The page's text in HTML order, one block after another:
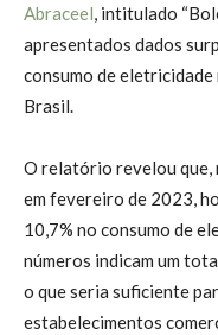
Abraceel , intitulado
apresentados dados
consumo de
Brasil.
O relatório revelou que,
em fevereiro de 2023,
10,7% no consumo de
números indicam um
o que seria suficiente
estabelecimentos